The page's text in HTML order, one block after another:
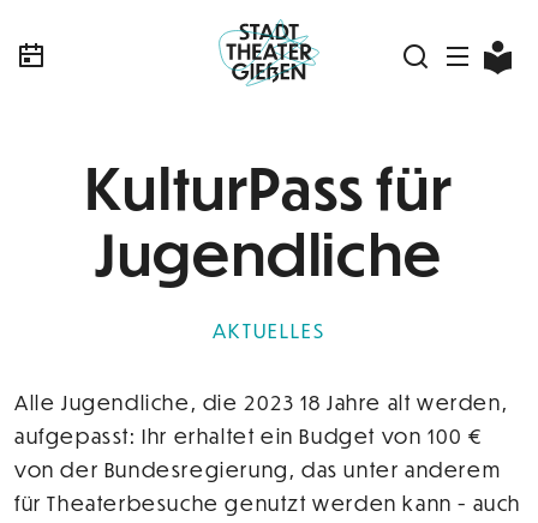
KulturPass für
Jugendliche
AKTUELLES
Alle Jugendliche, die 2023 18 Jahre alt werden,
aufgepasst: Ihr erhaltet ein Budget von 100 €
von der Bundesregierung, das unter anderem
für Theaterbesuche genutzt werden kann - auch